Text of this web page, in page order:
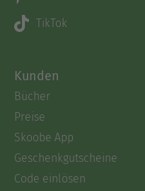
TikTok
Kunden
Bücher
Preise
Skoobe App
Geschenkgutscheine
Code einlösen